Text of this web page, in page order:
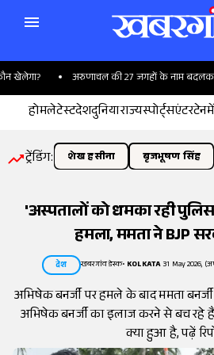
अरुणाचल की 27 जगहों के नाम बदलकर
होमलेटेस्टदेशदुनियाराज्यस्पोर्ट्स
ट्रेंडिंग: शेख हसीना बृजभूषण सिंह
'अस्पतालों को धमका रही
हमला, ममता ने BJP
देश खबरगांव डेस्क• KOLKATA31 May 2026,
अभिषेक बनर्जी पर हमले के बाद ममता
अभिषेक बनर्जी का इलाज करने से बच
क्या हुआ है, पढ़ें